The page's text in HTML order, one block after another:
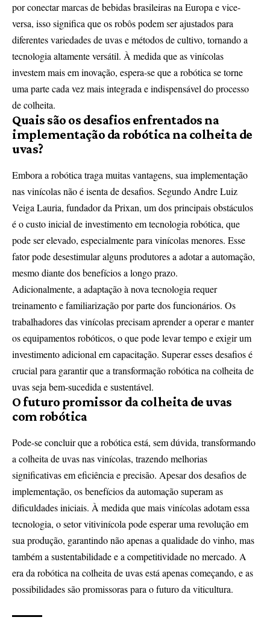
por conectar marcas de bebidas brasileiras na Europa e vice-
versa, isso significa que os robôs podem ser ajustados para
diferentes variedades de uvas e métodos de cultivo, tornando a
tecnologia altamente versátil. À medida que as vinícolas
investem mais em inovação, espera-se que a robótica se torne
uma parte cada vez mais integrada e indispensável do processo
de colheita.
Quais são os desafios enfrentados na
implementação da robótica na colheita de
uvas?
Embora a robótica traga muitas vantagens, sua implementação
nas vinícolas não é isenta de desafios. Segundo Andre Luiz
Veiga Lauria, fundador da Prixan, um dos principais obstáculos
é o custo inicial de investimento em tecnologia robótica, que
pode ser elevado, especialmente para vinícolas menores. Esse
fator pode desestimular alguns produtores a adotar a automação,
mesmo diante dos benefícios a longo prazo.
Adicionalmente, a adaptação à nova tecnologia requer
treinamento e familiarização por parte dos funcionários. Os
trabalhadores das vinícolas precisam aprender a operar e manter
os equipamentos robóticos, o que pode levar tempo e exigir um
investimento adicional em capacitação. Superar esses desafios é
crucial para garantir que a transformação robótica na colheita de
uvas seja bem-sucedida e sustentável.
O futuro promissor da colheita de uvas
com robótica
Pode-se concluir que a robótica está, sem dúvida, transformando
a colheita de uvas nas vinícolas, trazendo melhorias
significativas em eficiência e precisão. Apesar dos desafios de
implementação, os benefícios da automação superam as
dificuldades iniciais. À medida que mais vinícolas adotam essa
tecnologia, o setor vitivinícola pode esperar uma revolução em
sua produção, garantindo não apenas a qualidade do vinho, mas
também a sustentabilidade e a competitividade no mercado. A
era da robótica na colheita de uvas está apenas começando, e as
possibilidades são promissoras para o futuro da viticultura.